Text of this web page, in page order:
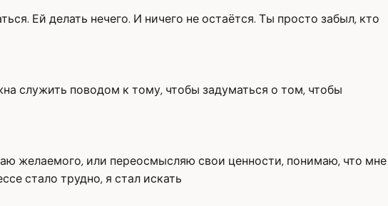
Ей делать нечего. И ничего не остаётся. Ты просто забыл, кто
служить поводом к тому, чтобы задуматься о том, чтобы
желаемого, или переосмысляю свои ценности, понимаю, что мне
стало трудно, я стал искать